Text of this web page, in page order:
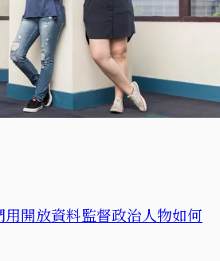
開放資料監督政治人物如何